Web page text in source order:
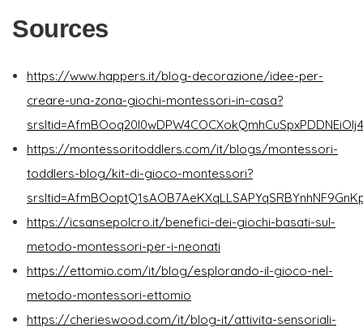
Sources
https://www.happers.it/blog-decorazione/idee-per-
creare-una-zona-giochi-montessori-in-casa?
https://montessoritoddlers.com/it/blogs/montessori-
toddlers-blog/kit-di-gioco-montessori?
https://icsansepolcro.it/benefici-dei-giochi-basati-sul-
metodo-montessori-per-i-neonati
https://ettomio.com/it/blog/esplorando-il-gioco-nel-
metodo-montessori-ettomio
https://cherieswood.com/it/blog-it/attivita-sensoriali-